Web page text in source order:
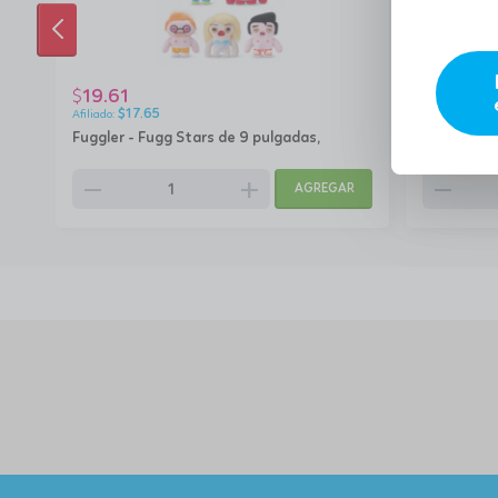
Fuggler - Fugg Stars de 9 pulgadas,
$19.61
$17.65
remove add AGREGAR
Paw
13.47
remove
ANTERIOR